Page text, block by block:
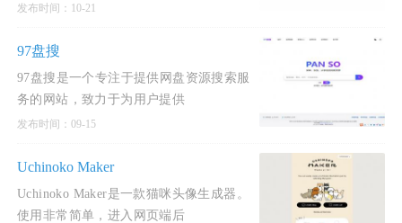
发布时间：10-21
97盘搜
97盘搜是一个专注于提供网盘资源搜索服
务的网站，致力于为用户提供
发布时间：09-15
Uchinoko Maker
Uchinoko Maker是一款猫咪头像生成器。
使用非常简单，进入网页端后